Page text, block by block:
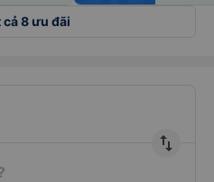
cả 8 ưu đãi
import_export